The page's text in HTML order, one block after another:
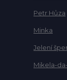
Petr Hůza
Minka
Jelení
Mikela-